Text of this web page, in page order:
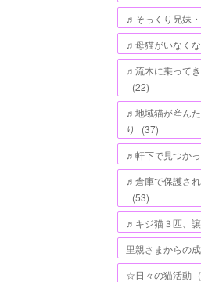
♬そっくり兄妹
♬母猫がいなく
♬流木に乗って
(22)
♬地域猫が産ん
り
(37)
♬軒下で見つか
♬倉庫で保護さ
(53)
♬キジ猫３匹、
里親さまからの
☆日々の猫活動 (